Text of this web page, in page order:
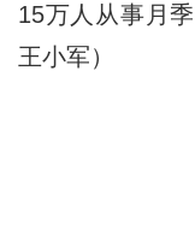
15万人从事月
王小军）